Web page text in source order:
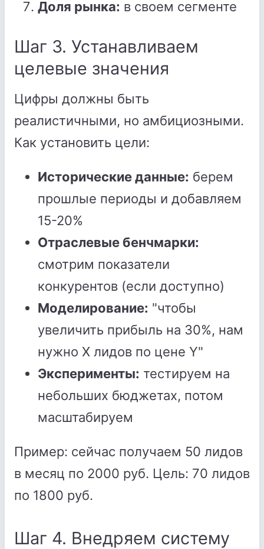
Доля рынка: в своем сегменте
Шаг 3. Устанавливаем
целевые значения
Цифры должны быть
реалистичными, но амбициозными.
Как установить цели:
Исторические данные: берем
прошлые периоды и добавляем
15-20%
Отраслевые бенчмарки:
смотрим показатели
конкурентов (если доступно)
Моделирование: "чтобы
увеличить прибыль на 30%, нам
нужно X лидов по цене Y"
Эксперименты: тестируем на
небольших бюджетах, потом
масштабируем
Пример: сейчас получаем 50 лидов
в месяц по 2000 руб. Цель: 70 лидов
по 1800 руб.
Шаг 4. Внедряем систему